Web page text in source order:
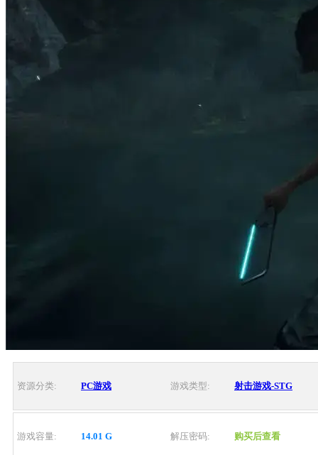
资源分类: PC游戏 游戏类型: 射击游戏-STG
游戏容量: 14.01 G 解压密码: 购买后查看